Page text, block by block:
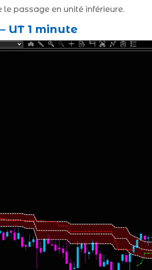
le passage en unité inférieure.
UT 1 minute